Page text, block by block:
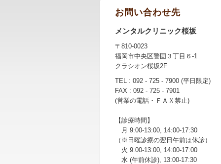
お問い合わせ先
メンタルクリニック桜坂
〒810-0023
福岡市中央区警固３丁目６-1
クラシオン桜坂2F
TEL : 092 - 725 - 7900 (平日限定)
FAX : 092 - 725 - 7901
(営業の電話・ＦＡＸ禁止)
【診療時間】
月 9:00-13:00, 14:00-17:30
（※日曜診療の翌日午前は休診）
火 9:00-13:00, 14:00-17:00
水 (午前休診), 13:00-17:30